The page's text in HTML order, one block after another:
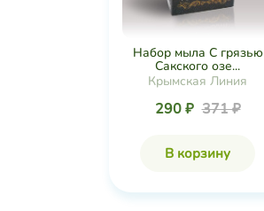
Набор мыла С грязью
Сакского озе...
Крымская Линия
290 ₽ 371 ₽
В корзину